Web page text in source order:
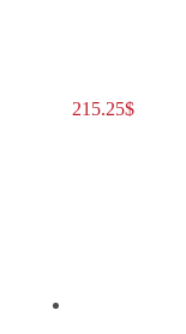
215.25$